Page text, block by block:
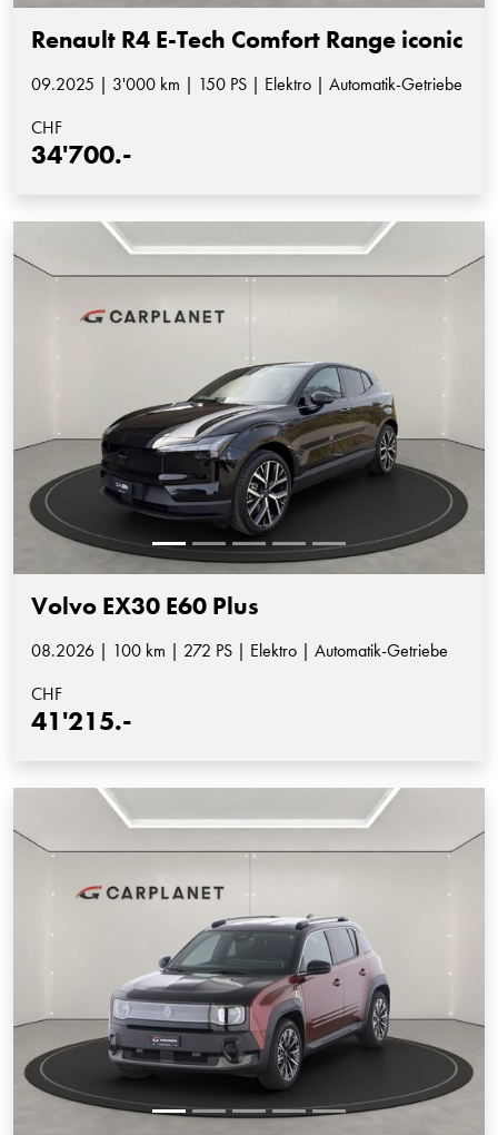
Renault R4 E-Tech Comfort Range iconic
09.2025 | 3'000 km | 150 PS | Elektro | Automatik-Getriebe
CHF
34'700.-
Volvo EX30 E60 Plus
08.2026 | 100 km | 272 PS | Elektro | Automatik-Getriebe
CHF
41'215.-